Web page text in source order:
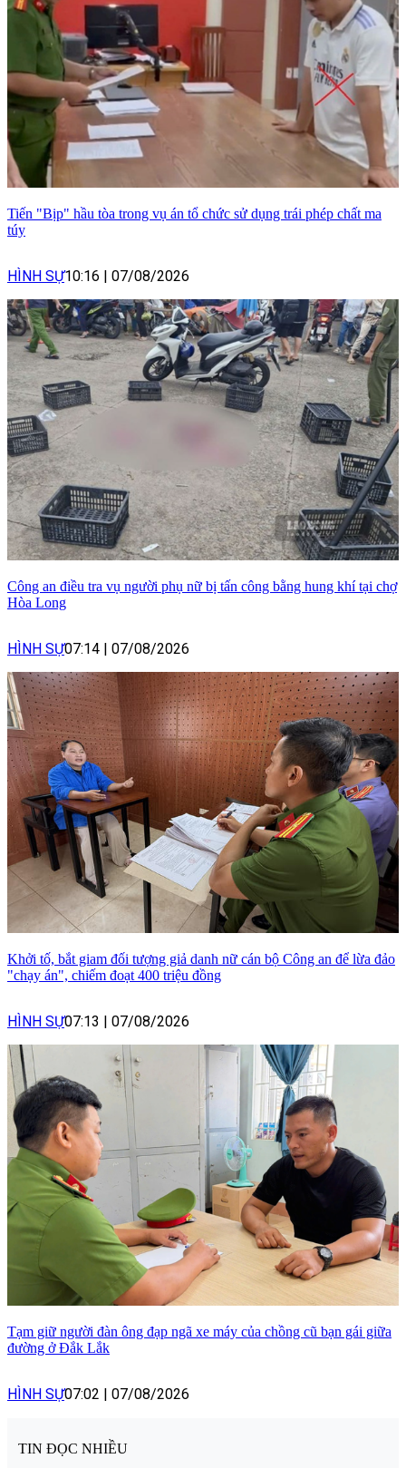
Tiến "Bịp" hầu tòa trong vụ án tổ chức sử dụng trái phép chất ma
túy
HÌNH SỰ10:16 | 07/08/2026
Công an điều tra vụ người phụ nữ bị tấn công bằng hung khí tại chợ
Hòa Long
HÌNH SỰ07:14 | 07/08/2026
Khởi tố, bắt giam đối tượng giả danh nữ cán bộ Công an để lừa đảo
"chạy án", chiếm đoạt 400 triệu đồng
HÌNH SỰ07:13 | 07/08/2026
Tạm giữ người đàn ông đạp ngã xe máy của chồng cũ bạn gái giữa
đường ở Đắk Lắk
HÌNH SỰ07:02 | 07/08/2026
TIN ĐỌC NHIỀU